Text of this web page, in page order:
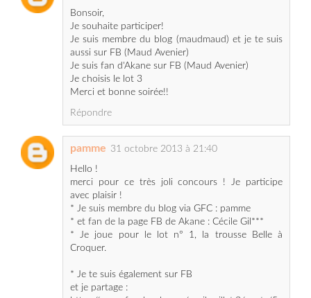
aussi sur FB (Maud Avenier)
Je suis fan d'Akane sur FB (Maud Avenier)
Je choisis le lot 3
Merci et bonne soirée!!
Répondre
Hello !
merci pour ce très joli concours ! Je participe
avec plaisir !
* Je suis membre du blog via GFC : pamme
* et fan de la page FB de Akane : Cécile Gil***
* Je joue pour le lot n° 1, la trousse Belle à
Croquer.
* Je te suis également sur FB
et je partage :
https://www.facebook.com/cecile.gillet.3/posts/5
54410364638727
* Mes autres partages: